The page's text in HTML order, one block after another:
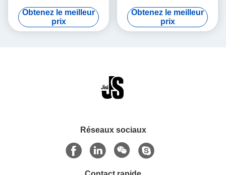
promotionnel froid de
catégorie comestible de
changement de phase de
Obtenez le meilleur
prix
rouges de forme de mini
pour la médecine
Obtenez le meilleur
prix
Réseaux sociaux